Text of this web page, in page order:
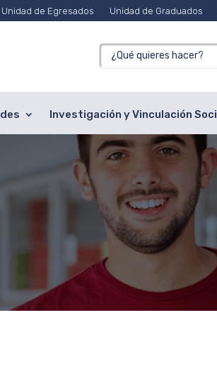
Unidad de Egresados Unidad de Graduados
Investigación y Vinculación